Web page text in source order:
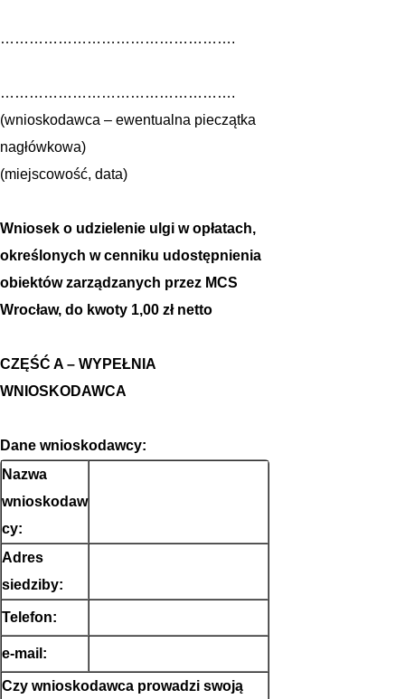
………………………………………….
………………………………………….
(wnioskodawca – ewentualna pieczątka
nagłówkowa)
(miejscowość, data)
Wniosek o udzielenie ulgi w opłatach,
określonych w cenniku udostępnienia
obiektów zarządzanych przez MCS
Wrocław, do kwoty 1,00 zł netto
CZĘŚĆ A – WYPEŁNIA
WNIOSKODAWCA
Dane wnioskodawcy:
Nazwa
wnioskodaw
cy:
Adres
siedziby:
Telefon:
e-mail:
Czy wnioskodawca prowadzi swoją